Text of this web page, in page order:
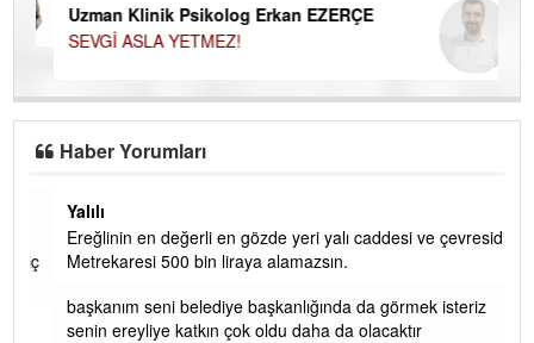
Uzman Klinik Psikolog Erkan EZERÇE
SEVGİ ASLA YETMEZ!
Haber Yorumları
Yalılı
Ereğlinin en değerli en gözde yeri yalı caddesi ve çevresidir.
Metrekaresi 500 bin liraya alamazsın.
başkanım seni belediye başkanlığında da görmek isteriz
senin ereyliye katkın çok oldu daha da olacaktır